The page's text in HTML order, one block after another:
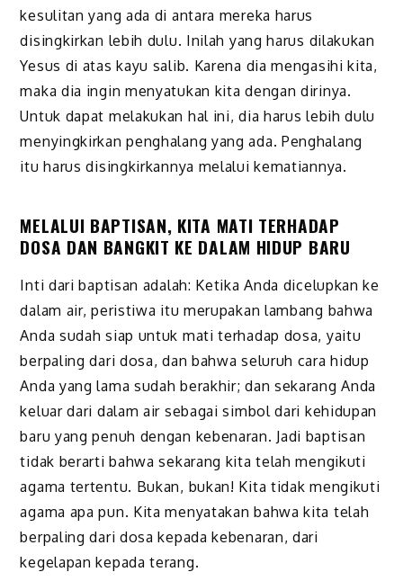
kesulitan yang ada di antara mereka harus
disingkirkan lebih dulu. Inilah yang harus dilakukan
Yesus di atas kayu salib. Karena dia mengasihi kita,
maka dia ingin menyatukan kita dengan dirinya.
Untuk dapat melakukan hal ini, dia harus lebih dulu
menyingkirkan penghalang yang ada. Penghalang
itu harus disingkirkannya melalui kematiannya.
MELALUI BAPTISAN, KITA MATI TERHADAP
DOSA DAN BANGKIT KE DALAM HIDUP BARU
Inti dari baptisan adalah: Ketika Anda dicelupkan ke
dalam air, peristiwa itu merupakan lambang bahwa
Anda sudah siap untuk mati terhadap dosa, yaitu
berpaling dari dosa, dan bahwa seluruh cara hidup
Anda yang lama sudah berakhir; dan sekarang Anda
keluar dari dalam air sebagai simbol dari kehidupan
baru yang penuh dengan kebenaran. Jadi baptisan
tidak berarti bahwa sekarang kita telah mengikuti
agama tertentu. Bukan, bukan! Kita tidak mengikuti
agama apa pun. Kita menyatakan bahwa kita telah
berpaling dari dosa kepada kebenaran, dari
kegelapan kepada terang.